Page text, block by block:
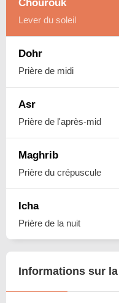
Chourouk
Lever du soleil
Dohr
Prière de midi
Asr
Prière de l'après-mid
Maghrib
Prière du crépuscule
Icha
Prière de la nuit
Informations sur